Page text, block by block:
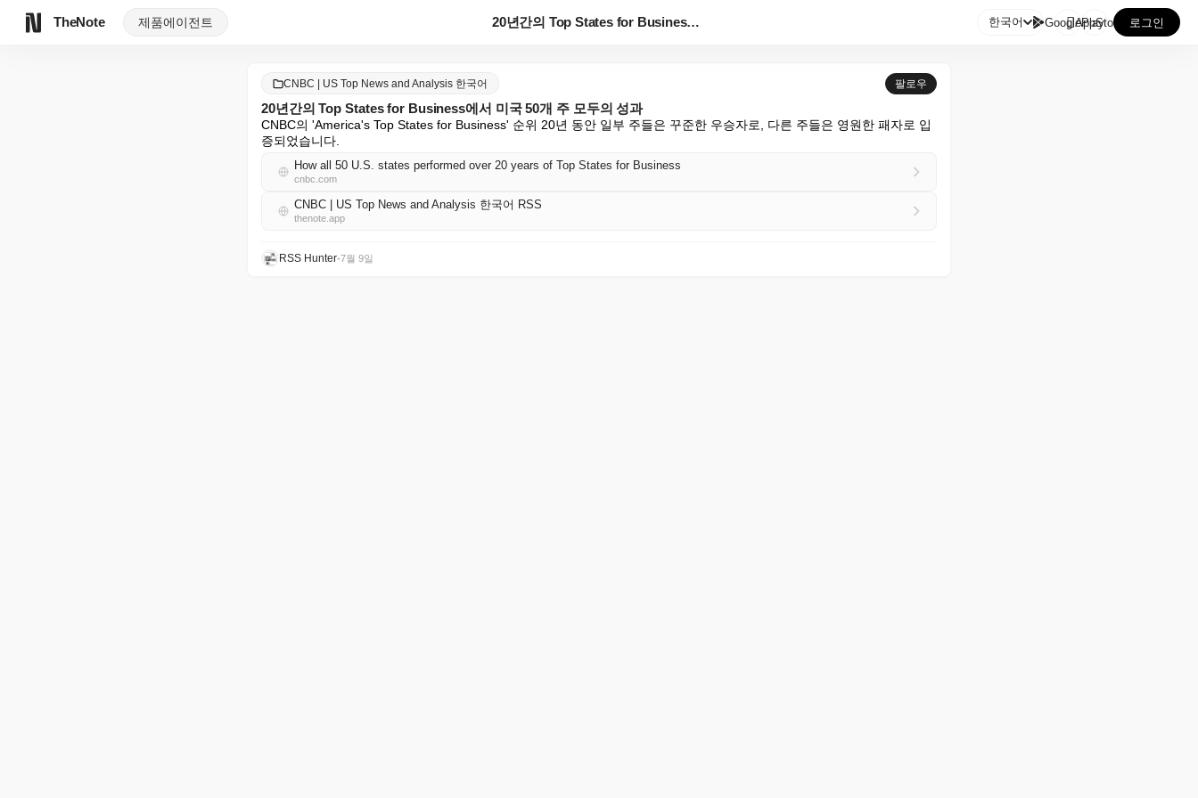
TheNote 제품에이전트 20년간의 Top States for Business에... 한국어 GooglePlay
AppStore 로그인
CNBC | US Top News and Analysis 한국어 팔로우
20년간의 Top States for Business에서 미국 50개 주 모두의 성과
CNBC의 'America's Top States for Business' 순위 20년 동안 일부 주들은 꾸준한 우승자로, 다른 주들은 영원한 패자로 입
증되었습니다.
How all 50 U.S. states performed over 20 years of Top States for Business
cnbc.com
CNBC | US Top News and Analysis 한국어 RSS
thenote.app
RSS Hunter•7월 9일